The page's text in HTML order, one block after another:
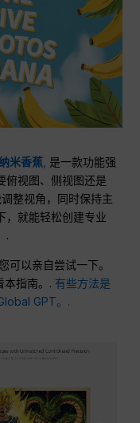
纳米香蕉 是一款功能强
俯视图、侧视图还是
整视角，同时保持主
，就能轻松创建专业
.
您可以亲自尝试一下。
本指南。. 有些方法是
GPT。.